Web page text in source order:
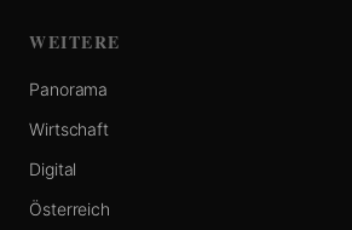
WEITERE
Panorama
Wirtschaft
Digital
Österreich